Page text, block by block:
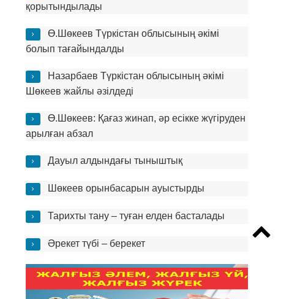
қорытындылады
Ө.Шөкеев Түркістан облысының әкімі
болып тағайындалды
Назарбаев Түркістан облысының әкімі
Шөкеев жайлы әзілдеді
Ө.Шөкеев: Қағаз жинап, әр есікке жүгіруден
арылған абзал
Дауыл алдындағы тыныштық
Шөкеев орынбасарын ауыстырды
Тарихты тану – туған елден басталады
Әрекет түбі – берекет